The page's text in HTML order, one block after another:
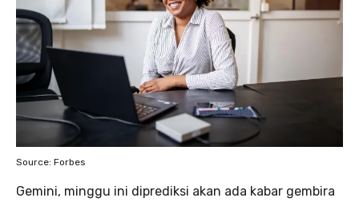
Source: Forbes
Gemini, minggu ini diprediksi akan ada kabar gembira